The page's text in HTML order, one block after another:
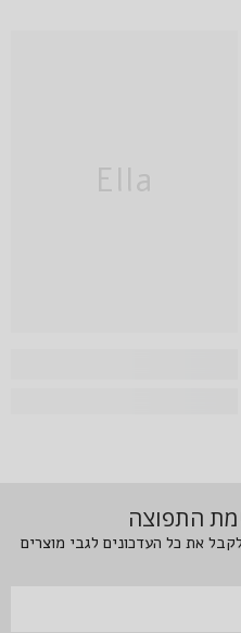
Ella
התפוצה
את כל העדכונים לגבי מוצרים